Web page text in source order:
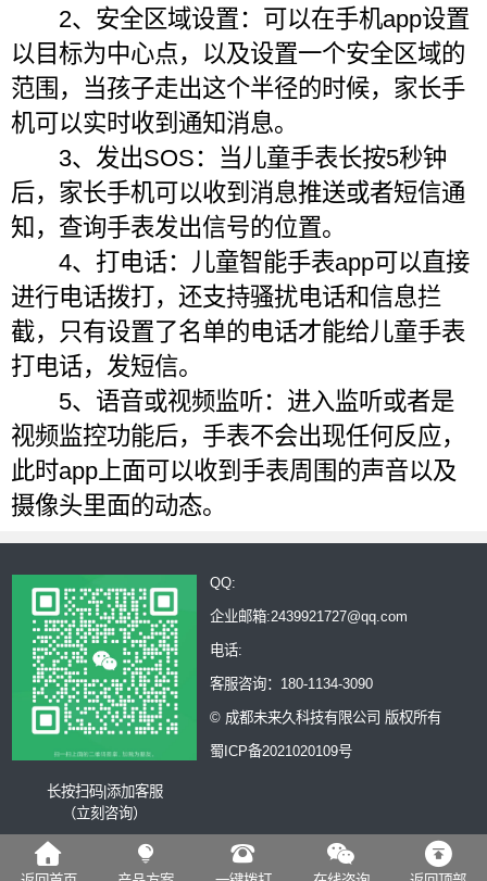
2、安全区域设置：可以在手机app设置
以目标为中心点，以及设置一个安全区域的
范围，当孩子走出这个半径的时候，家长手
机可以实时收到通知消息。
3、发出SOS：当儿童手表长按5秒钟
后，家长手机可以收到消息推送或者短信通
知，查询手表发出信号的位置。
4、打电话：儿童智能手表app可以直接
进行电话拨打，还支持骚扰电话和信息拦
截，只有设置了名单的电话才能给儿童手表
打电话，发短信。
5、语音或视频监听：进入监听或者是
视频监控功能后，手表不会出现任何反应，
此时app上面可以收到手表周围的声音以及
摄像头里面的动态。
长按扫码|添加客服
（立刻咨询）
QQ:
企业邮箱:2439921727@qq.com
电话:
客服咨询：180-1134-3090
© 成都未来久科技有限公司 版权所有
蜀ICP备2021020109号
    